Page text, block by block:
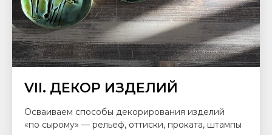
VII. ДЕКОР ИЗДЕЛИЙ
Осваиваем способы декорирования изделий
«по сырому» — рельеф, оттиски, проката, штампы